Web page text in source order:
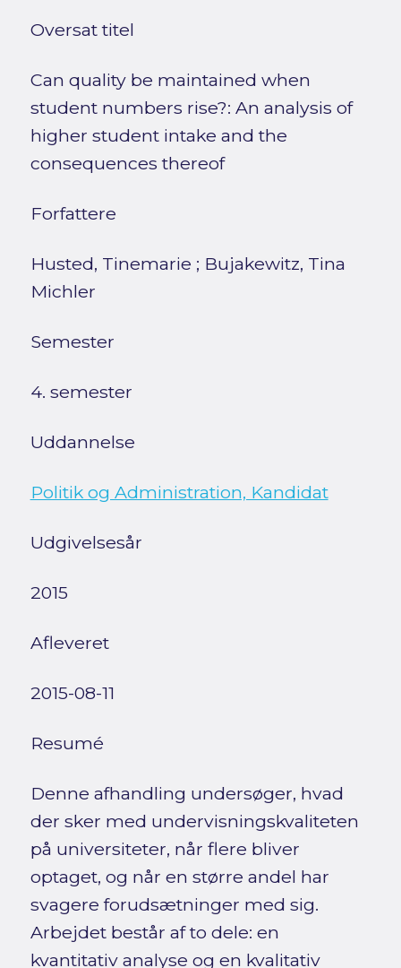
Oversat titel
Can quality be maintained when
student numbers rise?: An analysis of
higher student intake and the
consequences thereof
Forfattere
Husted, Tinemarie ; Bujakewitz, Tina
Michler
Semester
4. semester
Uddannelse
Politik og Administration, Kandidat
Udgivelsesår
2015
Afleveret
2015-08-11
Resumé
Denne afhandling undersøger, hvad
der sker med undervisningskvaliteten
på universiteter, når flere bliver
optaget, og når en større andel har
svagere forudsætninger med sig.
Arbejdet består af to dele: en
kvantitativ analyse og en kvalitativ